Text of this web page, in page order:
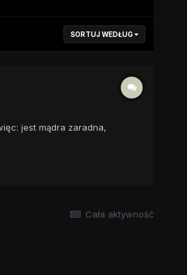
SORTUJ WEDŁUG
jest mądra zaradna,
Cała aktywność